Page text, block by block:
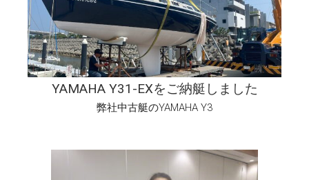
YAMAHA Y31-EXをご納艇しました
弊社中古艇のYAMAHA Y3